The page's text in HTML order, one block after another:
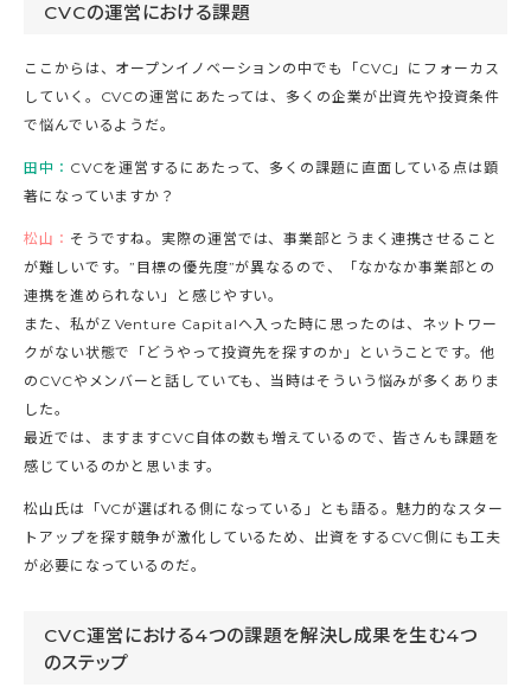
CVCの運営における課題
ここからは、オープンイノベーションの中でも「CVC」にフォーカス
していく。CVCの運営にあたっては、多くの企業が出資先や投資条件
で悩んでいるようだ。
田中： CVCを運営するにあたって、多くの課題に直面している点は顕
著になっていますか？
松山： そうですね。実際の運営では、事業部とうまく連携させること
が難しいです。”目標の優先度”が異なるので、「なかなか事業部との
連携を進められない」と感じやすい。
また、私がZ Venture Capitalへ入った時に思ったのは、ネットワー
クがない状態で「どうやって投資先を探すのか」ということです。他
のCVCやメンバーと話していても、当時はそういう悩みが多くありま
した。
最近では、ますますCVC自体の数も増えているので、皆さんも課題を
感じているのかと思います。
松山氏は「VCが選ばれる側になっている」とも語る。魅力的なスター
トアップを探す競争が激化しているため、出資をするCVC側にも工夫
が必要になっているのだ。
CVC運営における4つの課題を解決し成果を生む4つ
のステップ